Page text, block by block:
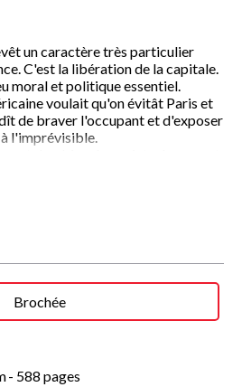
un caractère très particulier
C'est la libération de la capitale.
moral et politique essentiel.
voulait qu'on évitât Paris et
de braver l'occupant et d'exposer
l'imprévisible.
de cet ouvrage collectif est de
Pierre Messmer, du général Massu
ouvrage remarquable rassemble
contributions de chercheurs
de l'hommage rendu aux
de Paris et au futur maréchal
obligent à réfléchir sur un de ces
notre histoire.
Brochée
- 588 pages